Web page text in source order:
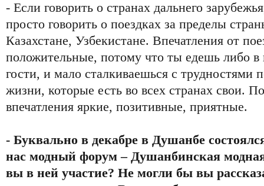
- Если говорить о странах дальнего
просто говорить о поездках за пределы
Казахстане, Узбекистане. Впечатления от
положительные, потому что ты едешь либо в
гости, и мало сталкиваешься с трудностями
жизни, которые есть во всех странах свои.
впечатления яркие, позитивные, приятные.
- Буквально в декабре в Душанбе
нас модный форум – Душанбинская
вы в ней участие? Не могли бы вы